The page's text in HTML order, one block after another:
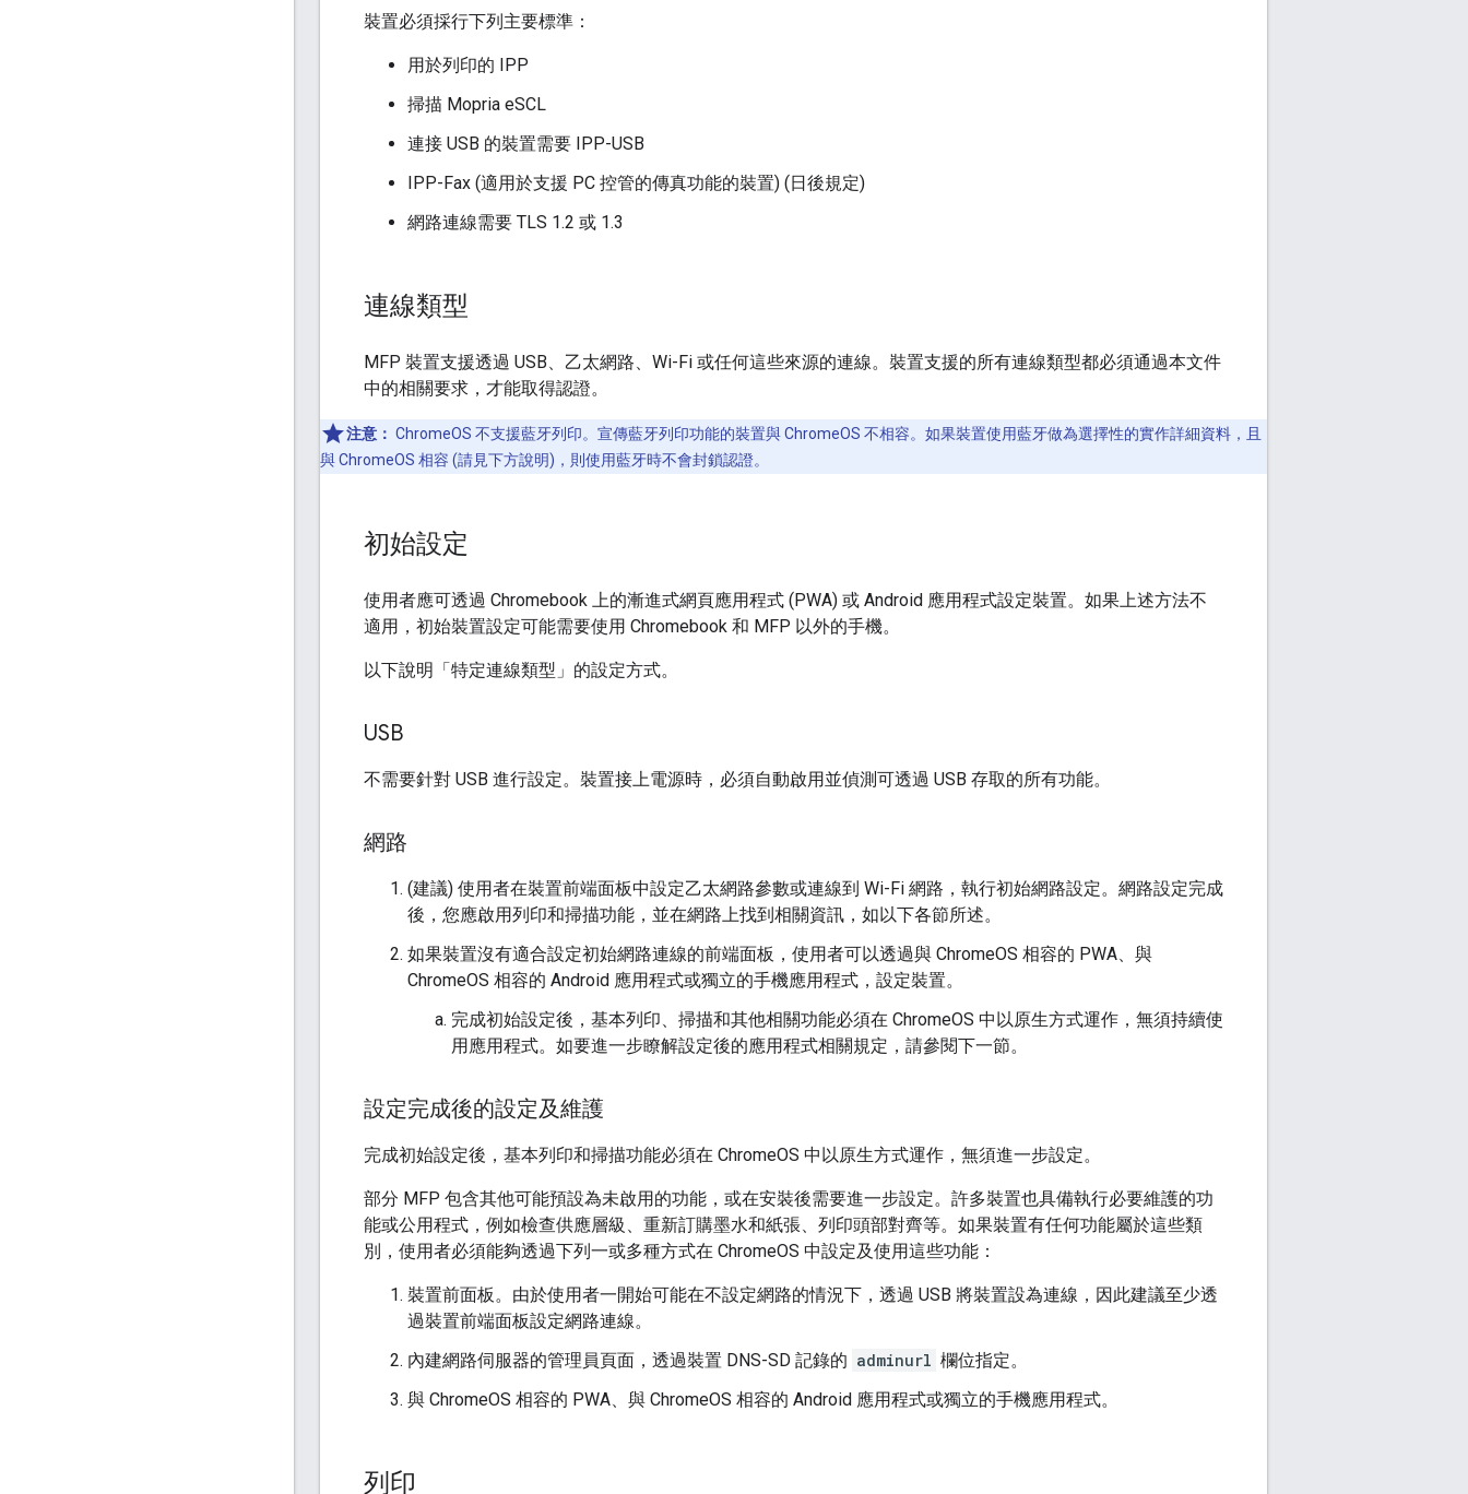
裝置必須採行下列主要標準：
用於列印的 IPP
掃描 Mopria eSCL
連接 USB 的裝置需要 IPP-USB
IPP-Fax (適用於支援 PC 控管的傳真功能的裝置) (日後規定)
網路連線需要 TLS 1.2 或 1.3
連線類型
MFP 裝置支援透過 USB、乙太網路、Wi-Fi 或任何這些來源的連線。裝置支援的所有連線類型都必須通過本文件
中的相關要求，才能取得認證。
注意： ChromeOS 不支援藍牙列印。宣傳藍牙列印功能的裝置與 ChromeOS 不相容。如果裝置使用藍牙做為選擇性的實作詳細資料，且
與 ChromeOS 相容 (請見下方說明)，則使用藍牙時不會封鎖認證。
初始設定
使用者應可透過 Chromebook 上的漸進式網頁應用程式 (PWA) 或 Android 應用程式設定裝置。如果上述方法不
適用，初始裝置設定可能需要使用 Chromebook 和 MFP 以外的手機。
以下說明「特定連線類型」的設定方式。
USB
不需要針對 USB 進行設定。裝置接上電源時，必須自動啟用並偵測可透過 USB 存取的所有功能。
網路
(建議) 使用者在裝置前端面板中設定乙太網路參數或連線到 Wi-Fi 網路，執行初始網路設定。網路設定完成
後，您應啟用列印和掃描功能，並在網路上找到相關資訊，如以下各節所述。
如果裝置沒有適合設定初始網路連線的前端面板，使用者可以透過與 ChromeOS 相容的 PWA、與
ChromeOS 相容的 Android 應用程式或獨立的手機應用程式，設定裝置。
完成初始設定後，基本列印、掃描和其他相關功能必須在 ChromeOS 中以原生方式運作，無須持續使
用應用程式。如要進一步瞭解設定後的應用程式相關規定，請參閱下一節。
設定完成後的設定及維護
完成初始設定後，基本列印和掃描功能必須在 ChromeOS 中以原生方式運作，無須進一步設定。
部分 MFP 包含其他可能預設為未啟用的功能，或在安裝後需要進一步設定。許多裝置也具備執行必要維護的功
能或公用程式，例如檢查供應層級、重新訂購墨水和紙張、列印頭部對齊等。如果裝置有任何功能屬於這些類
別，使用者必須能夠透過下列一或多種方式在 ChromeOS 中設定及使用這些功能：
裝置前面板。由於使用者一開始可能在不設定網路的情況下，透過 USB 將裝置設為連線，因此建議至少透
過裝置前端面板設定網路連線。
內建網路伺服器的管理員頁面，透過裝置 DNS-SD 記錄的 adminurl 欄位指定。
與 ChromeOS 相容的 PWA、與 ChromeOS 相容的 Android 應用程式或獨立的手機應用程式。
列印